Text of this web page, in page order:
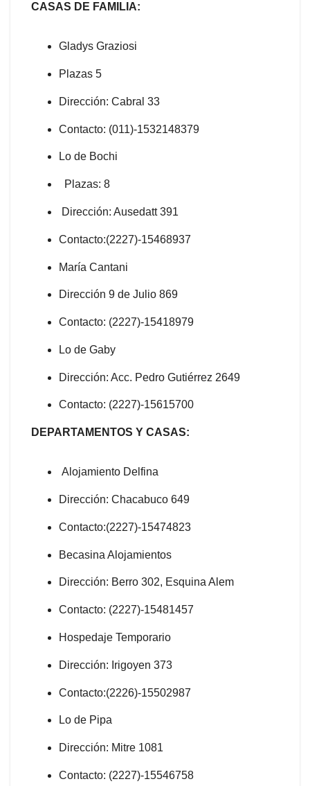
CASAS DE FAMILIA:
Gladys Graziosi
Plazas 5
Dirección: Cabral 33
Contacto: (011)-1532148379
Lo de Bochi
Plazas: 8
Dirección: Ausedatt 391
Contacto:(2227)-15468937
María Cantani
Dirección 9 de Julio 869
Contacto: (2227)-15418979
Lo de Gaby
Dirección: Acc. Pedro Gutiérrez 2649
Contacto: (2227)-15615700
DEPARTAMENTOS Y CASAS:
Alojamiento Delfina
Dirección: Chacabuco 649
Contacto:(2227)-15474823
Becasina Alojamientos
Dirección: Berro 302, Esquina Alem
Contacto: (2227)-15481457
Hospedaje Temporario
Dirección: Irigoyen 373
Contacto:(2226)-15502987
Lo de Pipa
Dirección: Mitre 1081
Contacto: (2227)-15546758